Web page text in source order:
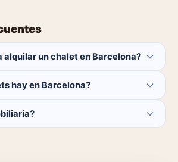
alquilar un chalet en Barcelona?
hay en Barcelona?
a diario.